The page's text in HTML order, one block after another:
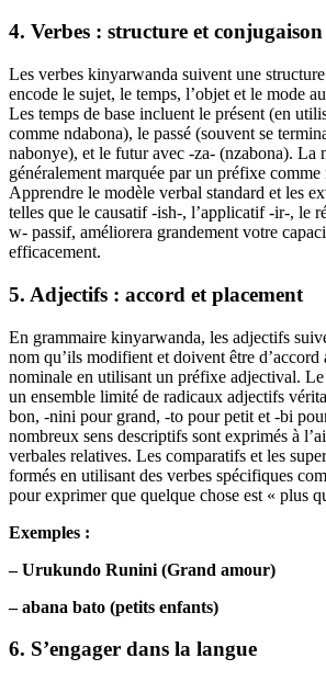
4. Verbes : structure et conjugaison
Les verbes kinyarwanda suivent une
encode le sujet, le temps, l’objet et le mode
Les temps de base incluent le présent (en
comme ndabona), le passé (souvent se
nabonye), et le futur avec -za- (nzabona). La
généralement marquée par un préfixe
Apprendre le modèle verbal standard et les
telles que le causatif -ish-, l’applicatif -ir-, le
w- passif, améliorera grandement votre
efficacement.
5. Adjectifs : accord et placement
En grammaire kinyarwanda, les adjectifs
nom qu’ils modifient et doivent être d’accord
nominale en utilisant un préfixe adjectival.
un ensemble limité de radicaux adjectifs
bon, -nini pour grand, -to pour petit et -bi
nombreux sens descriptifs sont exprimés à
verbales relatives. Les comparatifs et les
formés en utilisant des verbes spécifiques
pour exprimer que quelque chose est « plus
Exemples :
– Urukundo Runini (Grand amour)
– abana bato (petits enfants)
6. S’engager dans la langue